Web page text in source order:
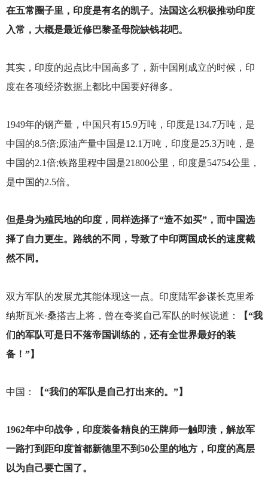
在五常圈子里，印度是有名的凯子。法国这么积极推动印度
入常，大概是最近修巴黎圣母院缺钱花吧。
其实，印度的起点比中国高多了，新中国刚成立的时候，印
度在各项经济数据上都比中国要好得多。
1949年的钢产量，中国只有15.9万吨，印度是134.7万吨，是
中国的8.5倍;原油产量中国是12.1万吨，印度是25.3万吨，是
中国的2.1倍;铁路里程中国是21800公里，印度是54754公里，
是中国的2.5倍。
但是身为殖民地的印度，同样选择了“造不如买”，而中国选
择了自力更生。路线的不同，导致了中印两国成长的速度截
然不同。
双方军队的发展尤其能体现这一点。印度陆军参谋长克里希
纳斯瓦米·桑搭吉上将，曾在夸奖自己军队的时候说道：
【“我
们的军队可是日不落帝国训练的，还有全世界最好的装
备！”】
中国： 【“我们的军队是自己打出来的。”】
1962年中印战争，印度装备精良的王牌师一触即溃，解放军
一路打到距印度首都新德里不到50公里的地方，印度的高层
以为自己要亡国了。